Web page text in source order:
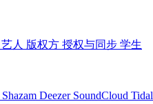
艺人 版权方 授权与同步 学生
Shazam Deezer SoundCloud Tidal